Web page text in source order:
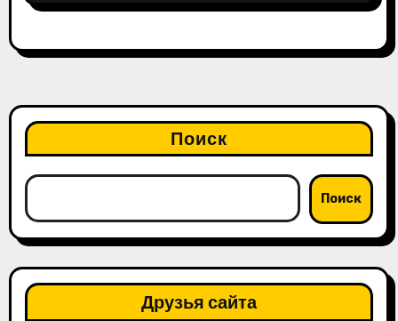
Поиск
Поиск
Друзья сайта